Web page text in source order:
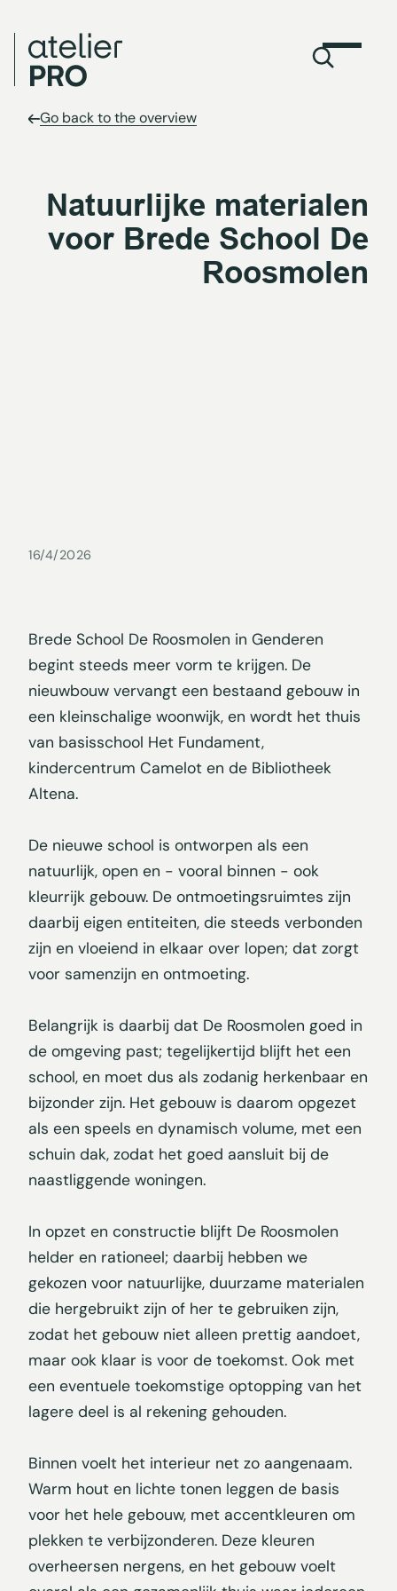
Go back to the overview
Natuurlijke materialen
voor Brede School De
Roosmolen
16/4/2026
Brede School De Roosmolen in Genderen
begint steeds meer vorm te krijgen. De
nieuwbouw vervangt een bestaand gebouw in
een kleinschalige woonwijk, en wordt het thuis
van basisschool Het Fundament,
kindercentrum Camelot en de Bibliotheek
Altena.
De nieuwe school is ontworpen als een
natuurlijk, open en - vooral binnen - ook
kleurrijk gebouw. De ontmoetingsruimtes zijn
daarbij eigen entiteiten, die steeds verbonden
zijn en vloeiend in elkaar over lopen; dat zorgt
voor samenzijn en ontmoeting.
Belangrijk is daarbij dat De Roosmolen goed in
de omgeving past; tegelijkertijd blijft het een
school, en moet dus als zodanig herkenbaar en
bijzonder zijn. Het gebouw is daarom opgezet
als een speels en dynamisch volume, met een
schuin dak, zodat het goed aansluit bij de
naastliggende woningen.
In opzet en constructie blijft De Roosmolen
helder en rationeel; daarbij hebben we
gekozen voor natuurlijke, duurzame materialen
die hergebruikt zijn of her te gebruiken zijn,
zodat het gebouw niet alleen prettig aandoet,
maar ook klaar is voor de toekomst. Ook met
een eventuele toekomstige optopping van het
lagere deel is al rekening gehouden.
Binnen voelt het interieur net zo aangenaam.
Warm hout en lichte tonen leggen de basis
voor het hele gebouw, met accentkleuren om
plekken te verbijzonderen. Deze kleuren
overheersen nergens, en het gebouw voelt